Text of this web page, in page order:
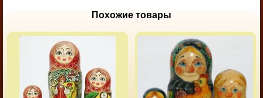
Похожие товары